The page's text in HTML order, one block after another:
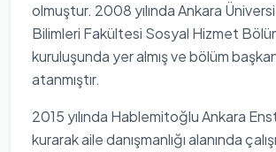
olmuştur. 2008 yılında Ankara
Bilimleri Fakültesi Sosyal Hizmet
kuruluşunda yer almış ve bölüm
atanmıştır.
2015 yılında Hablemitoğlu Ankara
kurarak aile danışmanlığı alanında